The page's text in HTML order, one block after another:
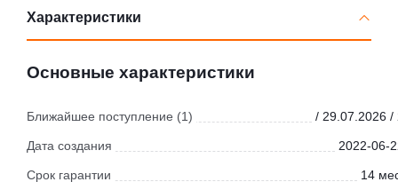
Характеристики
Основные характеристики
Ближайшее поступление (1) / 29.07.2026 /
Дата создания 2022-06-
Срок гарантии 14